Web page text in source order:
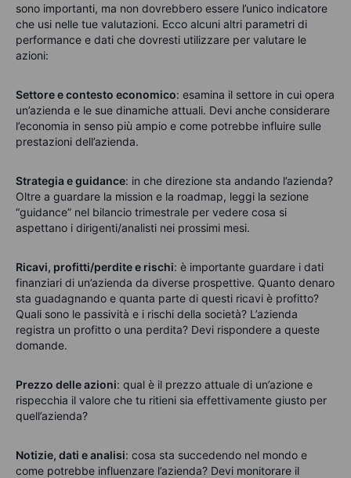
sono importanti, ma non dovrebbero essere l’unico indicatore
che usi nelle tue valutazioni. Ecco alcuni altri parametri di
performance e dati che dovresti utilizzare per valutare le
azioni:
Settore e contesto economico: esamina il settore in cui opera
un’azienda e le sue dinamiche attuali. Devi anche considerare
l’economia in senso più ampio e come potrebbe influire sulle
prestazioni dell’azienda.
Strategia e guidance: in che direzione sta andando l’azienda?
Oltre a guardare la mission e la roadmap, leggi la sezione
“guidance” nel bilancio trimestrale per vedere cosa si
aspettano i dirigenti/analisti nei prossimi mesi.
Ricavi, profitti/perdite e rischi: è importante guardare i dati
finanziari di un’azienda da diverse prospettive. Quanto denaro
sta guadagnando e quanta parte di questi ricavi è profitto?
Quali sono le passività e i rischi della società? L’azienda
registra un profitto o una perdita? Devi rispondere a queste
domande.
Prezzo delle azioni: qual è il prezzo attuale di un’azione e
rispecchia il valore che tu ritieni sia effettivamente giusto per
quell’azienda?
Notizie, dati e analisi: cosa sta succedendo nel mondo e
come potrebbe influenzare l’azienda? Devi monitorare il